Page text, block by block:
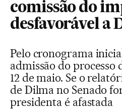
comissão do
desfavorável a
Pelo cronograma
admissão do processo
12 de maio. Se o
de Dilma no Senado
presidenta é afastada